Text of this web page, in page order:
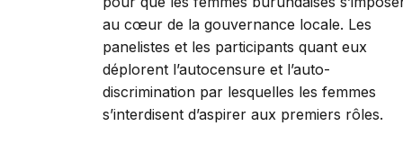
au cœur de la gouvernance locale. Les
panelistes et les participants quant eux
déplorent l’autocensure et l’auto-
discrimination par lesquelles les femmes
s’interdisent d’aspirer aux premiers rôles.